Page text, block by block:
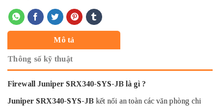
Mô tả
Thông số kỹ thuật
Firewall Juniper SRX340-SYS-JB là gì ?
Juniper SRX340-SYS-JB kết nối an toàn các văn phòng chi